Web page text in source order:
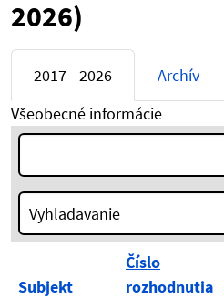
2026)
2017 - 2026
Archív
Všeobecné informácie
Rok:
Vyhladavanie
Subjekt
Číslo
rozhodnutia